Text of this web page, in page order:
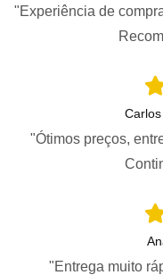
"Experiência de
"Ótimos preços,
"Entrega muito